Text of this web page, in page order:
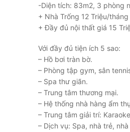
-Diện tích: 83m2, 3 phòng
+ Nhà Trống 12 Triệu/tháng
+ Đầy đủ nội thất giá 15
Với đầy đủ tiện ích 5 sao:
– Hồ bơi tràn bờ.
– Phòng tập gym, sân
– Spa thư giãn.
– Trung tâm thương mại.
– Hệ thống nhà hàng ẩm
– Trung tâm giải trí:
– Dịch vụ: Spa, nhà trẻ,